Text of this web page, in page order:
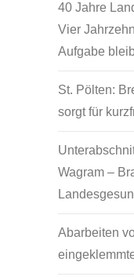
40 Jahre
Vier
Aufgabe
St. Pölten:
sorgt für
Wagram –
Abarbeiten